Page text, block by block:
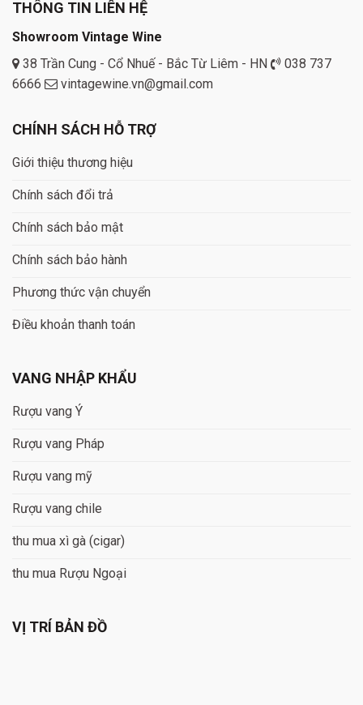
THÔNG TIN LIÊN HỆ
Showroom Vintage Wine
38 Trần Cung - Cổ Nhuế - Bắc Từ Liêm - HN
038 737
6666
vintagewine.vn@gmail.com
CHÍNH SÁCH HỖ TRỢ
Giới thiệu thương hiệu
Chính sách đổi trả
Chính sách bảo mật
Chính sách bảo hành
Phương thức vận chuyển
Điều khoản thanh toán
VANG NHẬP KHẨU
Rượu vang Ý
Rượu vang Pháp
Rượu vang mỹ
Rượu vang chile
thu mua xì gà (cigar)
thu mua Rượu Ngoại
VỊ TRÍ BẢN ĐỒ